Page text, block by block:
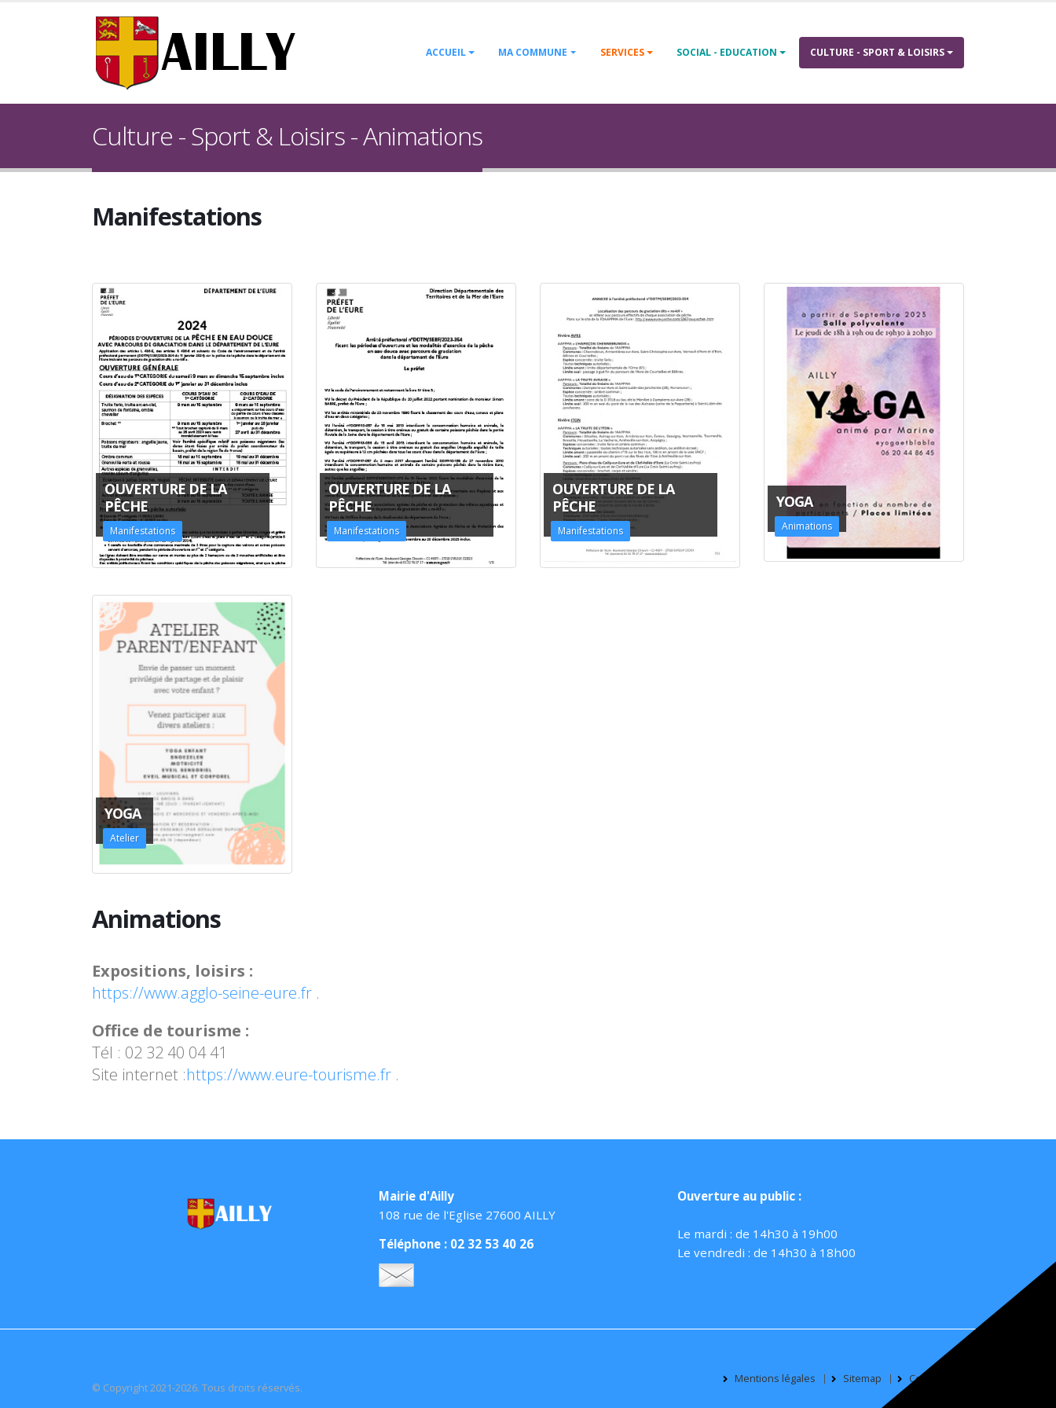
ACCUEIL MA COMMUNE SERVICES SOCIAL - EDUCATION CULTURE - SPORT & LOISIRS
Culture - Sport & Loisirs - Animations
Manifestations
OUVERTURE DE LA
PÊCHE
Manifestations
OUVERTURE DE LA
PÊCHE
Manifestations
OUVERTURE DE LA
PÊCHE
Manifestations
YOGA
Animations
YOGA
Atelier
Animations
Expositions, loisirs :
https://www.agglo-seine-eure.fr .
Office de tourisme :
Tél : 02 32 40 04 41
Site internet :https://www.eure-tourisme.fr .
Mairie d'Ailly
108 rue de l'Eglise 27600 AILLY
Téléphone : 02 32 53 40 26
Ouverture au public :
Le mardi : de 14h30 à 19h00
Le vendredi : de 14h30 à 18h00
© Copyright 2021-2026. Tous droits réservés.
Mentions légales Sitemap Commune